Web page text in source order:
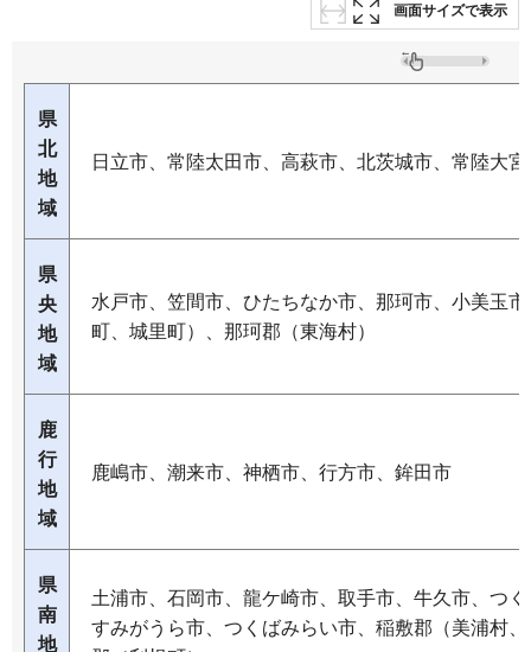
画面サイズで表示
県
北
地
域
日立市、常陸太田市、高萩市、北茨城市、常陸大
県
央
地
域
水戸市、笠間市、ひたちなか市、那珂市、小美玉
町、城里町）、那珂郡（東海村）
鹿
行
地
域
鹿嶋市、潮来市、神栖市、行方市、鉾田市
県
南
地
土浦市、石岡市、龍ケ崎市、取手市、牛久市、つ
すみがうら市、つくばみらい市、稲敷郡（美浦村